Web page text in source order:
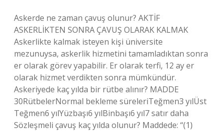
Askerde ne zaman çavuş olunur? AKTİF
ASKERLİKTEN SONRA ÇAVUŞ OLARAK KALMAK
Askerlikte kalmak isteyen kişi üniversite
mezunuysa, askerlik hizmetini tamamladıktan sonra
er olarak görev yapabilir. Er olarak terfi, 12 ay er
olarak hizmet verdikten sonra mümkündür.
Askeriyede kaç yılda bir rütbe alınır? MADDE
30RütbelerNormal bekleme süreleriTeğmen3 yılÜst
Teğmen6 yılYüzbaşı6 yılBinbaşı6 yıl7 satır daha
Sözleşmeli çavuş kaç yılda olunur? Maddede: “(1)